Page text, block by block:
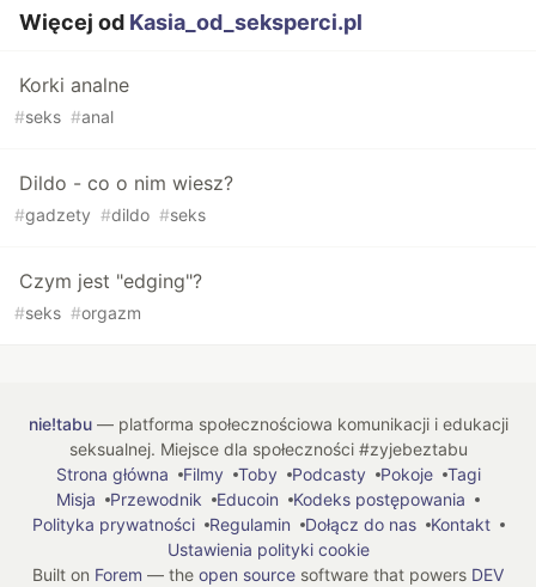
Więcej od Kasia_od_seksperci.pl
Korki analne
#seks #anal
Dildo - co o nim wiesz?
#gadzety #dildo #seks
Czym jest "edging"?
#seks #orgazm
nie!tabu— platforma społecznościowa komunikacji i edukacji
seksualnej. Miejsce dla społeczności #zyjebeztabu
Strona główna
Filmy Toby Podcasty Pokoje
Tagi
Misja
Przewodnik Educoin
Kodeks postępowania
Polityka prywatności
Regulamin Dołącz do nas
Kontakt
Ustawienia polityki cookie
Built on Forem — the open source software that powers DEV